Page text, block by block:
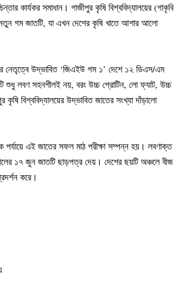
কার্যকর সমাধান। গাজীপুর কৃষি বিশ্ববিদ্যালয়ের
নতুন গম জাতটি, যা এখন দেশের কৃষি খাতে আশার আলো
উদ্ভাবিত ‘জিএইউ গম ১’ দেশে ১২ ডিএস/এম
শুধু লবণ সহনশীলই নয়, বরং উচ্চ প্রোটিন, লো ফ্যাট, উচ্চ
বিশ্ববিদ্যালয়ের উদ্ভাবিত জাতের সংখ্যা দাঁড়ালো
পর্যায়ে এই জাতের সফল মাঠ পরীক্ষা সম্পন্ন হয়। লবণাক্ত
১৭ জুন জাতটি ছাড়পত্র দেয়। দেশের ছয়টি অঞ্চলে বীজ
করে।